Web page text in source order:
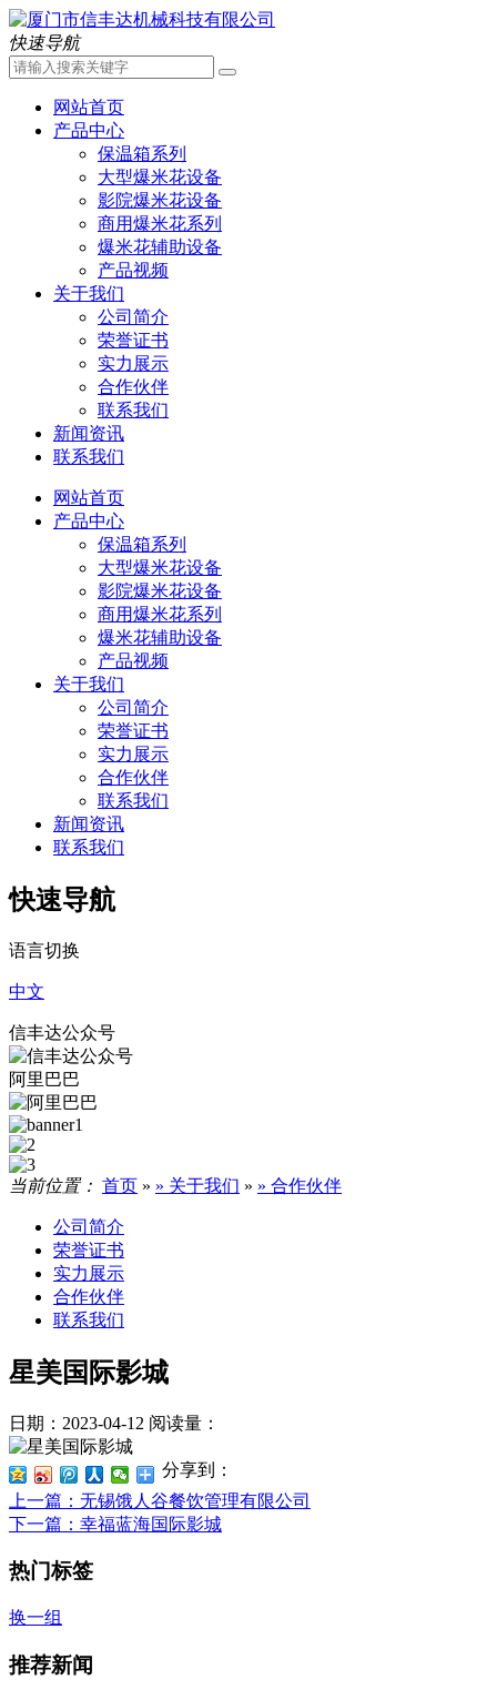
快速导航
网站首页
产品中心
保温箱系列
大型爆米花设备
影院爆米花设备
商用爆米花系列
爆米花辅助设备
产品视频
关于我们
公司简介
荣誉证书
实力展示
合作伙伴
联系我们
新闻资讯
联系我们
网站首页
产品中心
保温箱系列
大型爆米花设备
影院爆米花设备
商用爆米花系列
爆米花辅助设备
产品视频
关于我们
公司简介
荣誉证书
实力展示
合作伙伴
联系我们
新闻资讯
联系我们
快速导航
语言切换
中文
信丰达公众号
阿里巴巴
当前位置： 首页 » » 关于我们 » » 合作伙伴
公司简介
荣誉证书
实力展示
合作伙伴
联系我们
星美国际影城
日期：2023-04-12 阅读量：
分享到：
上一篇 ：无锡饿人谷餐饮管理有限公司
下一篇 ：幸福蓝海国际影城
热门标签
换一组
推荐新闻